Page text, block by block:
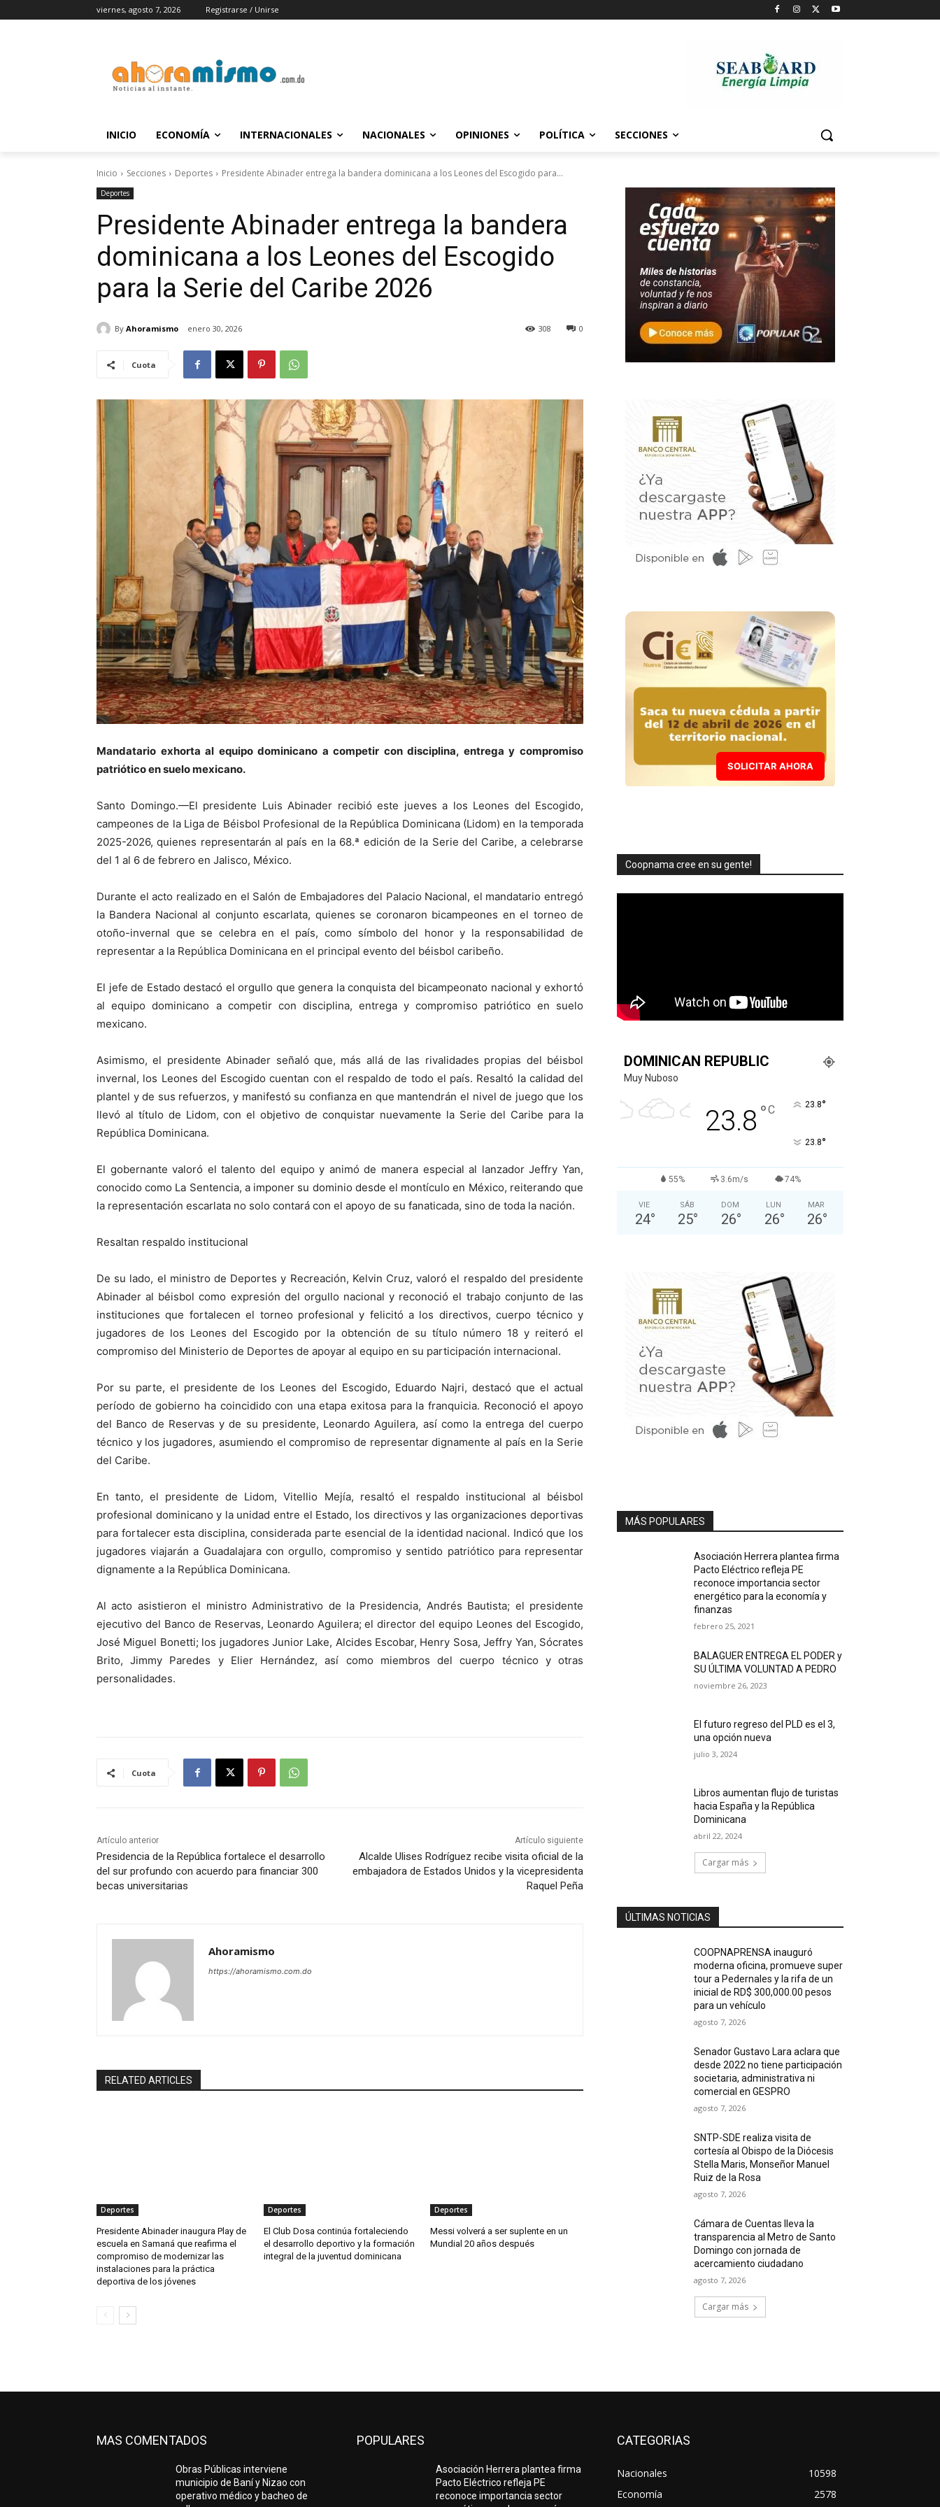
viernes, agosto 7, 2026 Registrarse / Unirse
INICIO ECONOMÍA INTERNACIONALES NACIONALES OPINIONES POLÍTICA SECCIONES
Inicio Secciones Deportes Presidente Abinader entrega la bandera dominicana a los Leones del Escogido para...
Deportes
Presidente Abinader entrega la bandera
dominicana a los Leones del Escogido
para la Serie del Caribe 2026
By Ahoramismo enero 30, 2026 0
308
Cuota
Mandatario exhorta al equipo dominicano a competir con disciplina, entrega y compromiso
patriótico en suelo mexicano.
Santo Domingo.—El presidente Luis Abinader recibió este jueves a los Leones del Escogido,
campeones de la Liga de Béisbol Profesional de la República Dominicana (Lidom) en la temporada
2025-2026, quienes representarán al país en la 68.ª edición de la Serie del Caribe, a celebrarse
del 1 al 6 de febrero en Jalisco, México.
Durante el acto realizado en el Salón de Embajadores del Palacio Nacional, el mandatario entregó
la Bandera Nacional al conjunto escarlata, quienes se coronaron bicampeones en el torneo de
otoño-invernal que se celebra en el país, como símbolo del honor y la responsabilidad de
representar a la República Dominicana en el principal evento del béisbol caribeño.
El jefe de Estado destacó el orgullo que genera la conquista del bicampeonato nacional y exhortó
al equipo dominicano a competir con disciplina, entrega y compromiso patriótico en suelo
mexicano.
Asimismo, el presidente Abinader señaló que, más allá de las rivalidades propias del béisbol
invernal, los Leones del Escogido cuentan con el respaldo de todo el país. Resaltó la calidad del
plantel y de sus refuerzos, y manifestó su confianza en que mantendrán el nivel de juego que los
llevó al título de Lidom, con el objetivo de conquistar nuevamente la Serie del Caribe para la
República Dominicana.
El gobernante valoró el talento del equipo y animó de manera especial al lanzador Jeffry Yan,
conocido como La Sentencia, a imponer su dominio desde el montículo en México, reiterando que
la representación escarlata no solo contará con el apoyo de su fanaticada, sino de toda la nación.
Resaltan respaldo institucional
De su lado, el ministro de Deportes y Recreación, Kelvin Cruz, valoró el respaldo del presidente
Abinader al béisbol como expresión del orgullo nacional y reconoció el trabajo conjunto de las
instituciones que fortalecen el torneo profesional y felicitó a los directivos, cuerpo técnico y
jugadores de los Leones del Escogido por la obtención de su título número 18 y reiteró el
compromiso del Ministerio de Deportes de apoyar al equipo en su participación internacional.
Por su parte, el presidente de los Leones del Escogido, Eduardo Najri, destacó que el actual
período de gobierno ha coincidido con una etapa exitosa para la franquicia. Reconoció el apoyo
del Banco de Reservas y de su presidente, Leonardo Aguilera, así como la entrega del cuerpo
técnico y los jugadores, asumiendo el compromiso de representar dignamente al país en la Serie
del Caribe.
En tanto, el presidente de Lidom, Vitellio Mejía, resaltó el respaldo institucional al béisbol
profesional dominicano y la unidad entre el Estado, los directivos y las organizaciones deportivas
para fortalecer esta disciplina, considerada parte esencial de la identidad nacional. Indicó que los
jugadores viajarán a Guadalajara con orgullo, compromiso y sentido patriótico para representar
dignamente a la República Dominicana.
Al acto asistieron el ministro Administrativo de la Presidencia, Andrés Bautista; el presidente
ejecutivo del Banco de Reservas, Leonardo Aguilera; el director del equipo Leones del Escogido,
José Miguel Bonetti; los jugadores Junior Lake, Alcides Escobar, Henry Sosa, Jeffry Yan, Sócrates
Brito, Jimmy Paredes y Elier Hernández, así como miembros del cuerpo técnico y otras
personalidades.
Cuota
Artículo anterior
Presidencia de la República fortalece el desarrollo
del sur profundo con acuerdo para financiar 300
becas universitarias
Artículo siguiente
Alcalde Ulises Rodríguez recibe visita oficial de la
embajadora de Estados Unidos y la vicepresidenta
Raquel Peña
Ahoramismo
https://ahoramismo.com.do
RELATED ARTICLES
Deportes
Presidente Abinader inaugura Play de
escuela en Samaná que reafirma el
compromiso de modernizar las
instalaciones para la práctica
deportiva de los jóvenes
Deportes
El Club Dosa continúa fortaleciendo
el desarrollo deportivo y la formación
integral de la juventud dominicana
Deportes
Messi volverá a ser suplente en un
Mundial 20 años después
SOLICITAR AHORA
Coopnama cree en su gente!
DOMINICAN REPUBLIC
Muy Nuboso
23.8 °C 23.8°
23.8°
55% 3.6m/s 74%
VIE
24°
SÁB
25°
DOM
26°
LUN
26°
MAR
26°
MÁS POPULARES
Asociación Herrera plantea firma
Pacto Eléctrico refleja PE
reconoce importancia sector
energético para la economía y
finanzas
febrero 25, 2021
BALAGUER ENTREGA EL PODER y
SU ÚLTIMA VOLUNTAD A PEDRO
noviembre 26, 2023
El futuro regreso del PLD es el 3,
una opción nueva
julio 3, 2024
Libros aumentan flujo de turistas
hacia España y la República
Dominicana
abril 22, 2024
Cargar más
ÚLTIMAS NOTICIAS
COOPNAPRENSA inauguró
moderna oficina, promueve super
tour a Pedernales y la rifa de un
inicial de RD$ 300,000.00 pesos
para un vehículo
agosto 7, 2026
Senador Gustavo Lara aclara que
desde 2022 no tiene participación
societaria, administrativa ni
comercial en GESPRO
agosto 7, 2026
SNTP-SDE realiza visita de
cortesía al Obispo de la Diócesis
Stella Maris, Monseñor Manuel
Ruiz de la Rosa
agosto 7, 2026
Cámara de Cuentas lleva la
transparencia al Metro de Santo
Domingo con jornada de
acercamiento ciudadano
agosto 7, 2026
Cargar más
MAS COMENTADOS
Obras Públicas interviene
municipio de Baní y Nizao con
operativo médico y bacheo de
POPULARES
Asociación Herrera plantea firma
Pacto Eléctrico refleja PE
reconoce importancia sector
CATEGORIAS
Nacionales
10598
Economía
2578